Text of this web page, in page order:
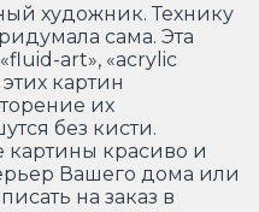
художник. Технику
сама. Эта
art», «acrylic
картин
их
без кисти.
картины красиво и
Вашего дома или
на заказ в